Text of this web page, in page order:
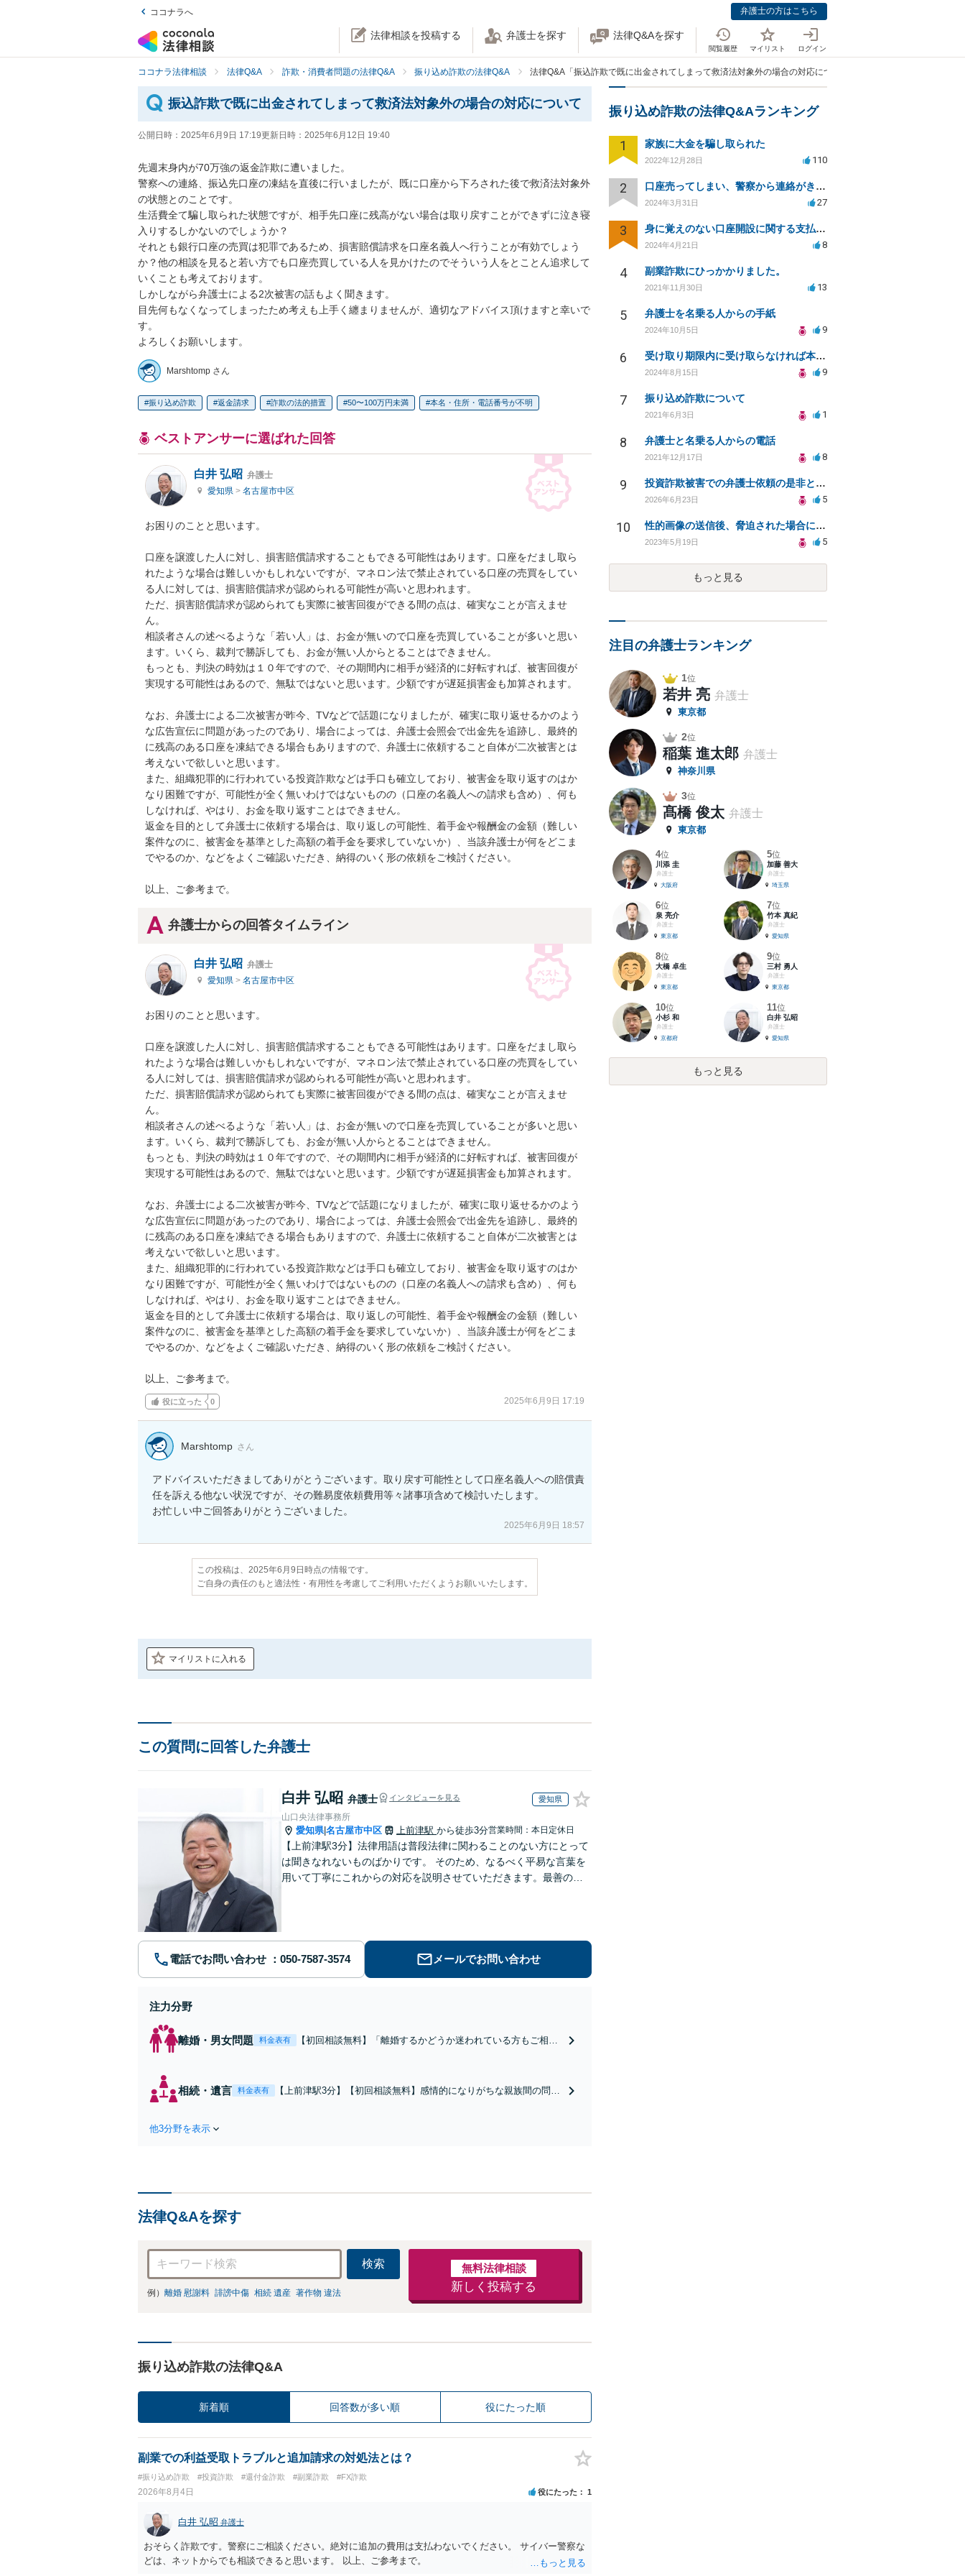
ココナラへ 弁護士の方はこちら
法律相談を投稿する 弁護士を探す 法律Q&Aを探す
閲覧履歴 マイリスト ログイン
ココナラ法律相談 法律Q&A 詐欺・消費者問題の法律Q&A 振り込め詐欺の法律Q&A 法律Q&A「振込詐欺で既に出金されてしまって救済法対象外の場合の対応について」
振込詐欺で既に出金されてしまって救済法対象外の場合の対応について
公開日時： 2025年6月9日 17:19更新日時： 2025年6月12日 19:40
先週末身内が70万強の返金詐欺に遭いました。
警察への連絡、振込先口座の凍結を直後に行いましたが、既に口座から下ろされた後で救済法対象外
の状態とのことです。
生活費全て騙し取られた状態ですが、相手先口座に残高がない場合は取り戻すことができずに泣き寝
入りするしかないのでしょうか？
それとも銀行口座の売買は犯罪であるため、損害賠償請求を口座名義人へ行うことが有効でしょう
か？他の相談を見ると若い方でも口座売買している人を見かけたのでそういう人をとことん追求して
いくことも考えております。
しかしながら弁護士による2次被害の話もよく聞きます。
目先何もなくなってしまったため考えも上手く纏まりませんが、適切なアドバイス頂けますと幸いで
す。
よろしくお願いします。
Marshtomp さん
振り込め詐欺 返金請求 詐欺の法的措置 50〜100万円未満 本名・住所・電話番号が不明
ベストアンサーに選ばれた回答
白井 弘昭 弁護士
愛知県 > 名古屋市中区
お困りのことと思います。
口座を譲渡した人に対し、損害賠償請求することもできる可能性はあります。口座をだまし取ら
れたような場合は難しいかもしれないですが、マネロン法で禁止されている口座の売買をしてい
る人に対しては、損害賠償請求が認められる可能性が高いと思われます。
ただ、損害賠償請求が認められても実際に被害回復ができる間の点は、確実なことが言えませ
ん。
相談者さんの述べるような「若い人」は、お金が無いので口座を売買していることが多いと思い
ます。いくら、裁判で勝訴しても、お金が無い人からとることはできません。
もっとも、判決の時効は１０年ですので、その期間内に相手が経済的に好転すれば、被害回復が
実現する可能性はあるので、無駄ではないと思います。少額ですが遅延損害金も加算されます。
なお、弁護士による二次被害が昨今、TVなどで話題になりましたが、確実に取り返せるかのよう
な広告宣伝に問題があったのであり、場合によっては、弁護士会照会で出金先を追跡し、最終的
に残高のある口座を凍結できる場合もありますので、弁護士に依頼すること自体が二次被害とは
考えないで欲しいと思います。
また、組織犯罪的に行われている投資詐欺などは手口も確立しており、被害金を取り返すのはか
なり困難ですが、可能性が全く無いわけではないものの（口座の名義人への請求も含め）、何も
しなければ、やはり、お金を取り返すことはできません。
返金を目的として弁護士に依頼する場合は、取り返しの可能性、着手金や報酬金の金額（難しい
案件なのに、被害金を基準とした高額の着手金を要求していないか）、当該弁護士が何をどこま
でやるのか、などをよくご確認いただき、納得のいく形の依頼をご検討ください。
以上、ご参考まで。
弁護士からの回答タイムライン
白井 弘昭 弁護士
愛知県 > 名古屋市中区
お困りのことと思います。
口座を譲渡した人に対し、損害賠償請求することもできる可能性はあります。口座をだまし取ら
れたような場合は難しいかもしれないですが、マネロン法で禁止されている口座の売買をしてい
る人に対しては、損害賠償請求が認められる可能性が高いと思われます。
ただ、損害賠償請求が認められても実際に被害回復ができる間の点は、確実なことが言えませ
ん。
相談者さんの述べるような「若い人」は、お金が無いので口座を売買していることが多いと思い
ます。いくら、裁判で勝訴しても、お金が無い人からとることはできません。
もっとも、判決の時効は１０年ですので、その期間内に相手が経済的に好転すれば、被害回復が
実現する可能性はあるので、無駄ではないと思います。少額ですが遅延損害金も加算されます。
なお、弁護士による二次被害が昨今、TVなどで話題になりましたが、確実に取り返せるかのよう
な広告宣伝に問題があったのであり、場合によっては、弁護士会照会で出金先を追跡し、最終的
に残高のある口座を凍結できる場合もありますので、弁護士に依頼すること自体が二次被害とは
考えないで欲しいと思います。
また、組織犯罪的に行われている投資詐欺などは手口も確立しており、被害金を取り返すのはか
なり困難ですが、可能性が全く無いわけではないものの（口座の名義人への請求も含め）、何も
しなければ、やはり、お金を取り返すことはできません。
返金を目的として弁護士に依頼する場合は、取り返しの可能性、着手金や報酬金の金額（難しい
案件なのに、被害金を基準とした高額の着手金を要求していないか）、当該弁護士が何をどこま
でやるのか、などをよくご確認いただき、納得のいく形の依頼をご検討ください。
以上、ご参考まで。
役に立った 0 2025年6月9日 17:19
Marshtomp さん
アドバイスいただきましてありがとうございます。取り戻す可能性として口座名義人への賠償責
任を訴える他ない状況ですが、その難易度依頼費用等々諸事項含めて検討いたします。
お忙しい中ご回答ありがとうございました。
2025年6月9日 18:57
この投稿は、2025年6月9日時点の情報です。
ご自身の責任のもと適法性・有用性を考慮してご利用いただくようお願いいたします。
マイリストに入れる
この質問に回答した弁護士
白井 弘昭 弁護士 インタビューを見る 愛知県
山口央法律事務所
愛知県|名古屋市中区 上前津駅 から徒歩3分営業時間：本日定休日
【上前津駅3分】法律用語は普段法律に関わることのない方にとって
は聞きなれないものばかりです。 そのため、なるべく平易な言葉を
用いて丁寧にこれからの対応を説明させていただきます。最善の解
電話でお問い合わせ メールでお問い合わせ
注力分野
離婚・男女問題 料金表有
【初回相談無料】「離婚するかどうか迷われている方もご相談
日・夜間相談可】
相続・遺言 料金表有
【上前津駅3分】【初回相談無料】感情的になりがちな親族間の問題
他3分野を表示
法律Q&Aを探す
検索
例） 離婚 慰謝料 誹謗中傷 相続 遺産 著作物 違法
無料法律相談
新しく投稿する
振り込め詐欺の法律Q&A
新着順 回答数が多い順 役にたった順
副業での利益受取トラブルと追加請求の対処法とは？
#振り込め詐欺 #投資詐欺 #還付金詐欺 #副業詐欺 #FX詐欺
2026年8月4日 役にたった 1
白井 弘昭 弁護士
おそらく詐欺です。警察にご相談ください。絶対に追加の費用は支払わないでください。 サイバー警察な
どは、ネットからでも相談できると思います。 以上、ご参考まで。
振り込め詐欺の法律Q&Aランキング
1 家族に大金を騙し取られた
2022年12月28日 110
2 口座売ってしまい、警察から連絡がきました。
2024年3月31日 27
3 身に覚えのない口座開設に関する支払い義務について
2024年4月21日 8
4 副業詐欺にひっかかりました。
2021年11月30日 13
5 弁護士を名乗る人からの手紙
2024年10月5日 9
6 受け取り期限内に受け取らなければ本当に逮捕されてしまうのでしょうか。宜しくお願いします。
2024年8月15日 9
7 振り込め詐欺について
2021年6月3日 1
8 弁護士と名乗る人からの電話
2021年12月17日 8
9 投資詐欺被害での弁護士依頼の是非とリスク相談
2026年6月23日 5
10 性的画像の送信後、脅迫された場合に脅迫罪が成立するか？
2023年5月19日 5
もっと見る
注目の弁護士ランキング
1位
若井 亮 弁護士
東京都
2位
稲葉 進太郎 弁護士
神奈川県
3位
髙橋 俊太 弁護士
東京都
4位
川添 圭
弁護士
大阪府
5位
加藤 善大
弁護士
埼玉県
6位
泉 亮介
弁護士
東京都
7位
竹本 真紀
弁護士
愛知県
8位
大橋 卓生
弁護士
東京都
9位
三村 勇人
弁護士
東京都
10位
小杉 和
弁護士
京都府
11位
白井 弘昭
弁護士
愛知県
もっと見る